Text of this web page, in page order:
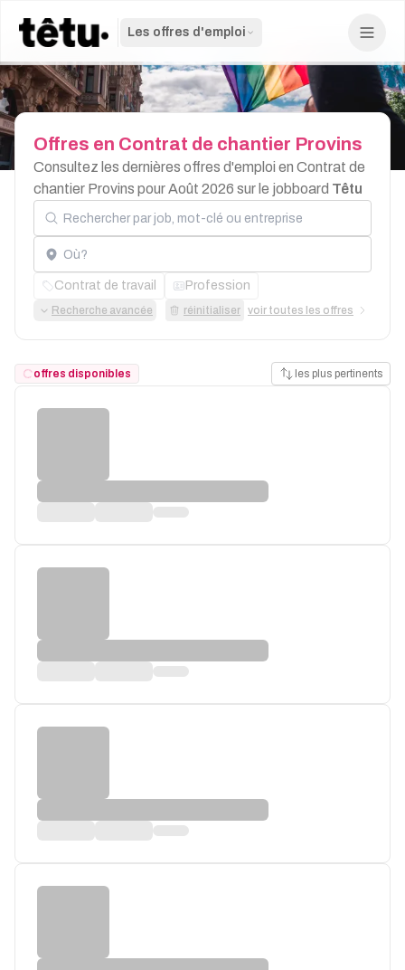
Les offres d'emploi
Offres en Contrat de chantier Provins
Consultez les dernières offres d'emploi en Contrat de
chantier Provins pour Août 2026 sur le jobboard Têtu
Rechercher par job, mot-clé ou entreprise
Localisation
Contrat de travail Profession
Recherche avancée réinitialiser voir toutes les offres
offres disponibles les plus pertinents